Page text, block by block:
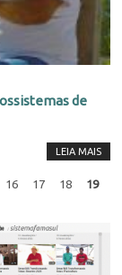
de
LEIA MAIS
16 17 18
19